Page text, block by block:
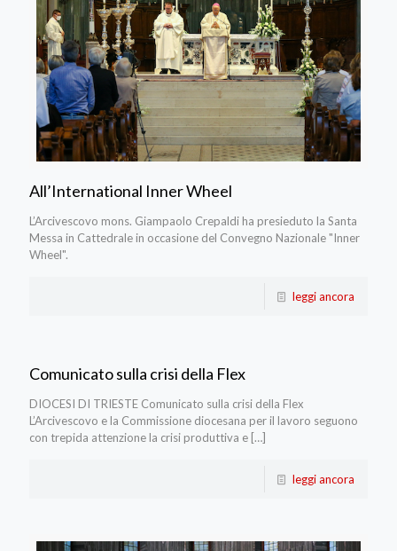
All’International Inner Wheel
L’Arcivescovo mons. Giampaolo Crepaldi ha presieduto la Santa
Messa in Cattedrale in occasione del Convegno Nazionale "Inner
Wheel".
leggi ancora
Comunicato sulla crisi della Flex
DIOCESI DI TRIESTE Comunicato sulla crisi della Flex
L’Arcivescovo e la Commissione diocesana per il lavoro seguono
con trepida attenzione la crisi produttiva e […]
leggi ancora